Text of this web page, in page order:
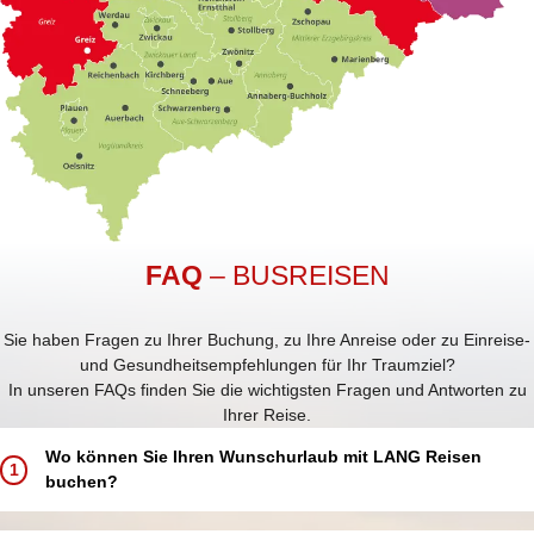
FAQ – BUSREISEN
Sie haben Fragen zu Ihrer Buchung, zu Ihre Anreise oder zu Einreise-
und Gesundheitsempfehlungen für Ihr Traumziel?
In unseren FAQs finden Sie die wichtigsten Fragen und Antworten zu
Ihrer Reise.
1
Wo können Sie Ihren Wunschurlaub mit LANG Reisen
buchen?
Buchen Sie Ihren Traumurlaub ganz einfach und bequem: